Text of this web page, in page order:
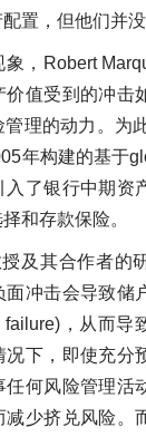
置，但他们并没
象，Robert
价值受到的冲击
理的动力。为
年构建的基于
入了银行中期资
和存款保险。
授及其合作者的
面冲击会导致储
failure)，从而导
况下，即使充分
任何风险管理活
减少挤兑风险。